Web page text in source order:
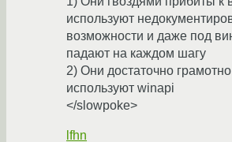
используют
возможности и даже под
падают на каждом шагу
2) Они достаточно
используют winapi
</slowpoke>
lfhn